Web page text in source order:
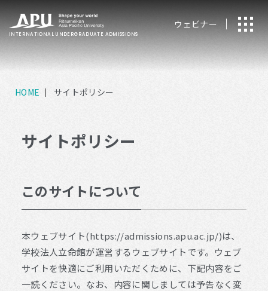
INTERNATIONAL UNDERGRADUATE ADMISSIONS
ウェビナー
HOME サイトポリシー
サイトポリシー
このサイトについて
本ウェブサイト(https://admissions.apu.ac.jp/)は、
学校法人立命館が運営するウェブサイトです。ウェブ
サイトを快適にご利用いただくために、下記内容をご
一読ください。なお、内容に関しましては予告なく変